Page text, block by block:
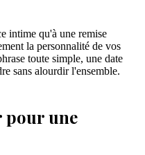
intime qu'à une remise
la personnalité de vos
toute simple, une date
sans alourdir l'ensemble.
pour une